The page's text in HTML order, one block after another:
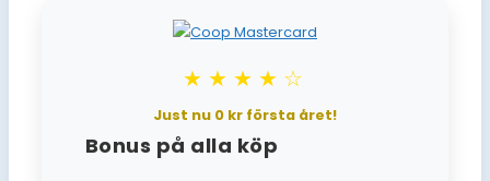
★★★★☆
Just nu 0 kr första året!
Bonus på alla köp